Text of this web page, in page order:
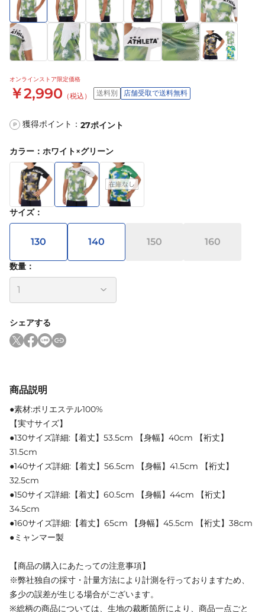
オンラインストア限定価格
￥2,990 （税込） 送料別 店舗受取で送料無料
P 獲得ポイント： 27ポイント
カラー ： ホワイト×グリーン
サイズ：
130 140 150 160
数量：
シェアする
商品説明
●素材:ポリエステル100%
【実寸サイズ】
●130サイズ詳細:【着丈】53.5cm 【身幅】40cm 【裄丈】
31.5cm
●140サイズ詳細:【着丈】56.5cm 【身幅】41.5cm 【裄丈】
32.5cm
●150サイズ詳細:【着丈】60.5cm 【身幅】44cm 【裄丈】
34.5cm
●160サイズ詳細:【着丈】65cm 【身幅】45.5cm 【裄丈】38cm
●ミャンマー製
【商品の購入にあたっての注意事項】
※弊社独自の採寸・計量方法により計測を行っておりますため、
多少の誤差が生じる場合がございます。
※総柄の商品については、生地の裁断箇所により、商品一点ごと